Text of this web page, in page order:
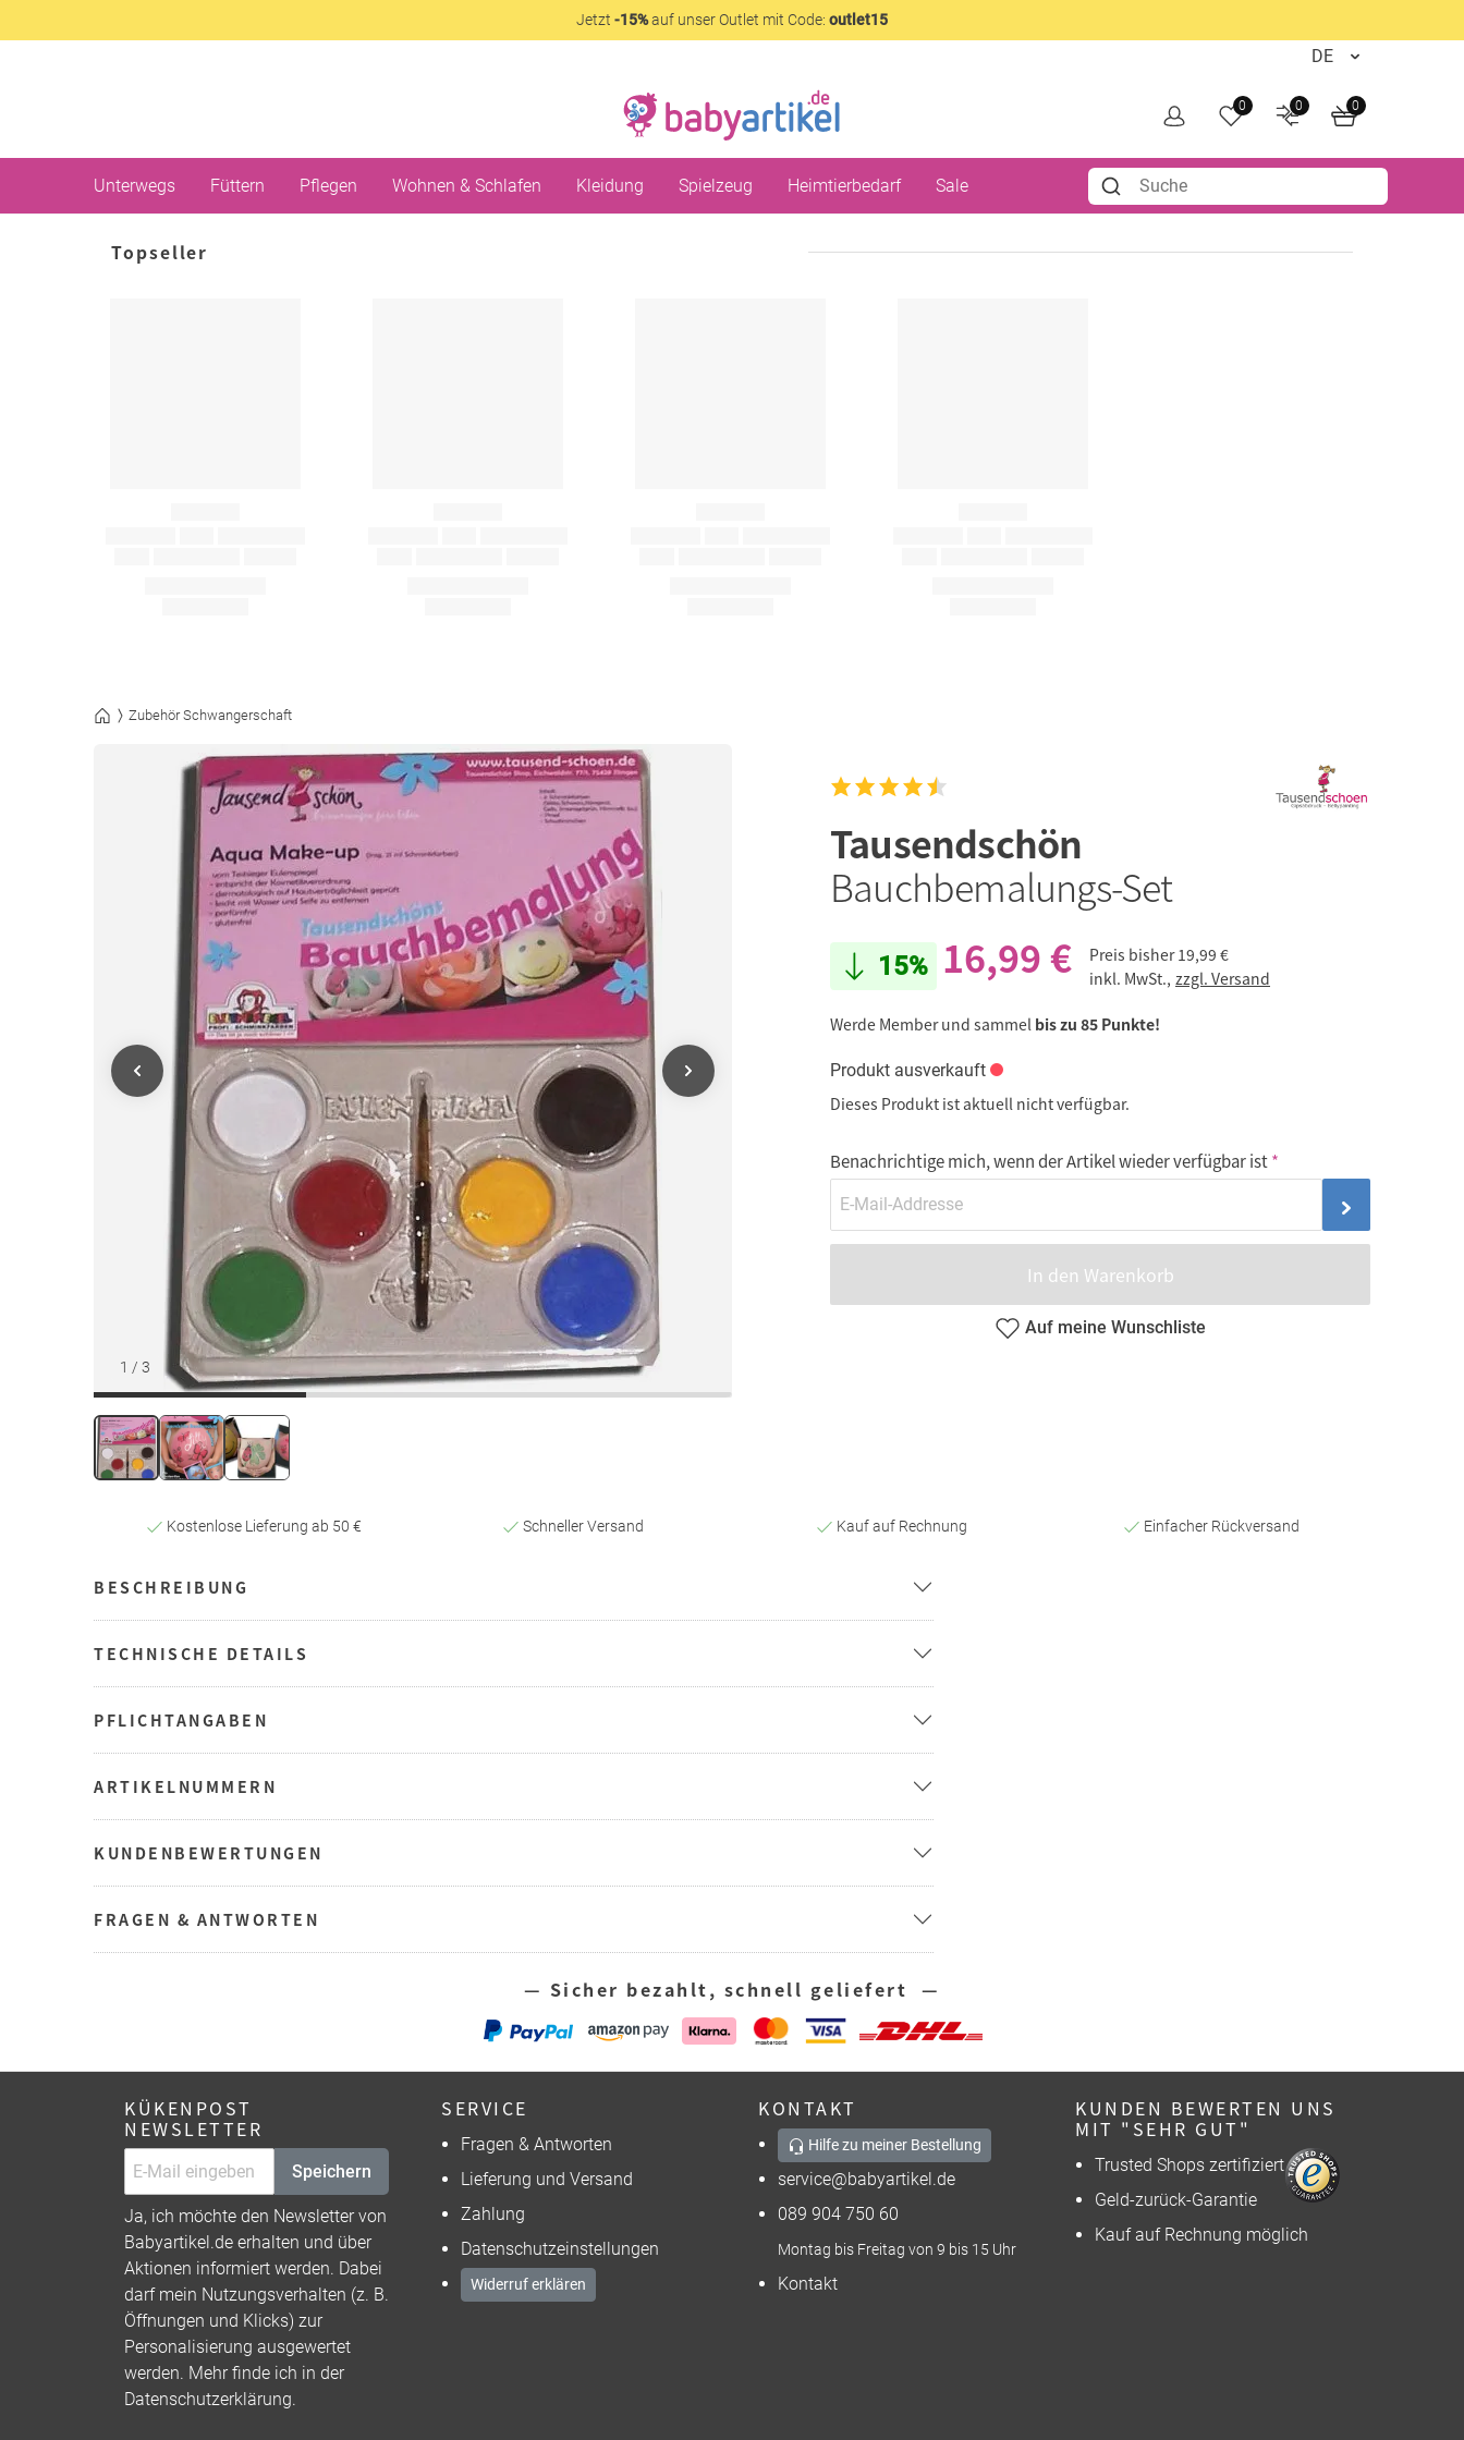
Jetzt -15%auf unser Outlet mit Code: outlet15
0 0 0
Unterwegs Füttern Pflegen Wohnen & Schlafen Kleidung Spielzeug Heimtierbedarf Sale
Topseller
Zubehör Schwangerschaft
1 / 3
Tausendschön
Bauchbemalungs-Set
15% 16,99 € Preis bisher 19,99 €
inkl. MwSt., zzgl. Versand
Werde Member und sammel bis zu 85 Punkte!
Produkt ausverkauft
Dieses Produkt ist aktuell nicht verfügbar.
Benachrichtige mich, wenn der Artikel wieder verfügbar ist
In den Warenkorb
Auf meine Wunschliste
Kostenlose Lieferung ab 50 € Schneller Versand Kauf auf Rechnung Einfacher Rückversand
BESCHREIBUNG
TECHNISCHE DETAILS
PFLICHTANGABEN
ARTIKELNUMMERN
KUNDENBEWERTUNGEN
FRAGEN & ANTWORTEN
— Sicher bezahlt, schnell geliefert —
KÜKENPOST
NEWSLETTER
Speichern
Ja, ich möchte den Newsletter von
Babyartikel.de erhalten und über
Aktionen informiert werden. Dabei
darf mein Nutzungsverhalten (z. B.
Öffnungen und Klicks) zur
Personalisierung ausgewertet
werden. Mehr finde ich in der
Datenschutzerklärung.
SERVICE
Fragen & Antworten
Lieferung und Versand
Zahlung
Datenschutzeinstellungen
Widerruf erklären
KONTAKT
Hilfe zu meiner Bestellung
service@babyartikel.de
089 904 750 60
Montag bis Freitag von 9 bis 15 Uhr
Kontakt
KUNDEN BEWERTEN UNS
MIT "SEHR GUT"
Trusted Shops zertifiziert
Geld-zurück-Garantie
Kauf auf Rechnung möglich